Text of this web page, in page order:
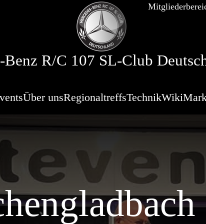
Benz R/C 107 SL-Club
Über unsRegionaltreffsTechnikWiki